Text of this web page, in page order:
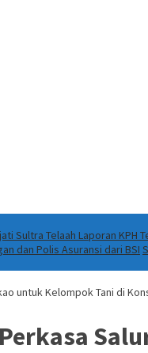
Sultra Telaah Laporan KPH
dan Polis Asuransi dari BSI
untuk Kelompok Tani di